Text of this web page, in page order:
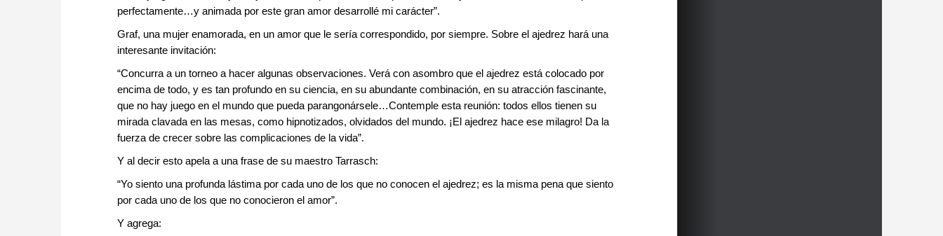
perfectamente…y animada por este gran amor desarrollé mi carácter”.
Graf, una mujer enamorada, en un amor que le sería correspondido, por siempre. Sobre el ajedrez hará una
interesante invitación:
“Concurra a un torneo a hacer algunas observaciones. Verá con asombro que el ajedrez está colocado por
encima de todo, y es tan profundo en su ciencia, en su abundante combinación, en su atracción fascinante,
que no hay juego en el mundo que pueda parangonársele…Contemple esta reunión: todos ellos tienen su
mirada clavada en las mesas, como hipnotizados, olvidados del mundo. ¡El ajedrez hace ese milagro! Da la
fuerza de crecer sobre las complicaciones de la vida”.
Y al decir esto apela a una frase de su maestro Tarrasch:
“Yo siento una profunda lástima por cada uno de los que no conocen el ajedrez; es la misma pena que siento
por cada uno de los que no conocieron el amor”.
Y agrega: